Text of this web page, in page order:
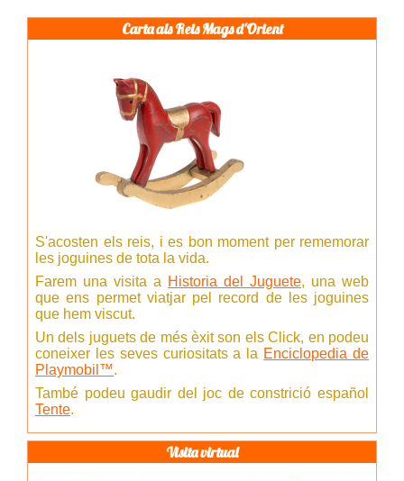
Carta als Reis Mags d'Orient
S'acosten els reis, i es bon moment per rememorar
les joguines de tota la vida.
Farem una visita a Historia del Juguete, una web
que ens permet viatjar pel record de les joguines
que hem viscut.
Un dels juguets de més èxit son els Click, en podeu
coneixer les seves curiositats a la Enciclopedia de
Playmobil™.
També podeu gaudir del joc de constrició español
Tente.
Visita virtual